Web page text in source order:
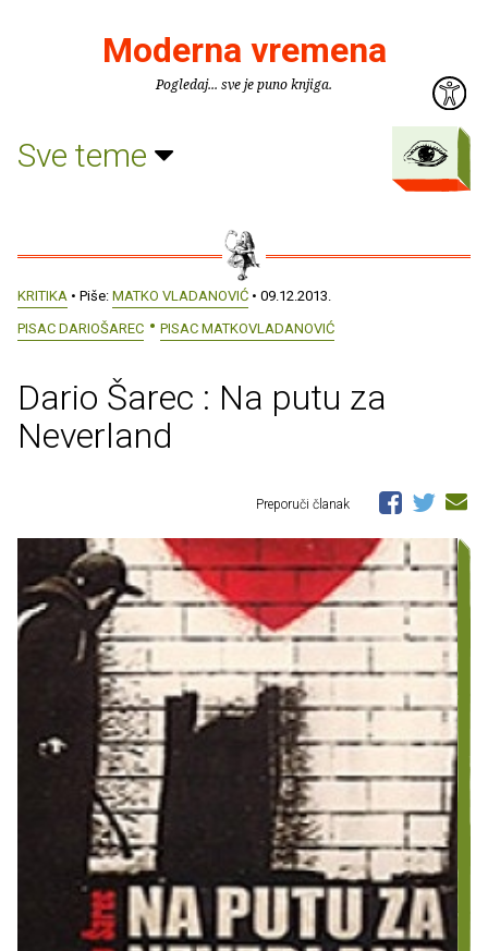
Moderna vremena
Pogledaj... sve je puno knjiga.
Sve teme
KRITIKA • Piše: MATKO VLADANOVIĆ • 09.12.2013.
PISAC DARIOŠAREC
PISAC MATKOVLADANOVIĆ
Dario Šarec : Na putu za
Neverland
Preporuči članak